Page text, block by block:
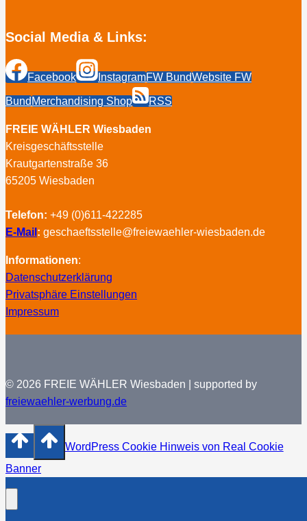
Social Media & Links:
Facebook InstagramFW BundWebsite FW
Bund Merchandising Shop RSS
FREIE WÄHLER Wiesbaden
Kreisgeschäftsstelle
Krautgartenstraße 36
65205 Wiesbaden
Telefon: +49 (0)611-422285
E-Mail : geschaeftsstelle@freiewaehler-wiesbaden.de
Informationen:
Datenschutzerklärung
Privatsphäre Einstellungen
Impressum
© 2026 FREIE WÄHLER Wiesbaden | supported by
freiewaehler-werbung.de
WordPress Cookie Hinweis von Real Cookie
Banner